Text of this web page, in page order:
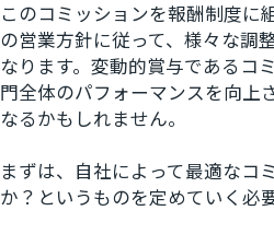
このコミッションを報酬制度に
の営業方針に従って、様々な調
なります。変動的賞与であるコ
門全体のパフォーマンスを向上
なるかもしれません。
まずは、自社によって最適なコ
か？というものを定めていく必